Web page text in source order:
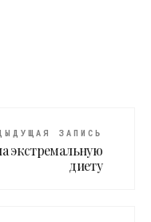
ЗАПИСЬ
экстремальную
диету